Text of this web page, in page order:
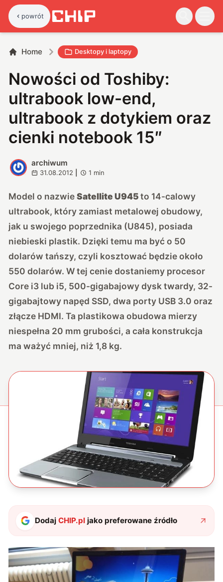
powrót
Home Desktopy i laptopy
Nowości od Toshiby:
ultrabook low-end,
ultrabook z dotykiem oraz
cienki notebook 15″
A
archiwum
31.08.2012 1 min
Model o nazwieSatellite U945to 14-calowy
ultrabook, który zamiast metalowej obudowy,
jak u swojego poprzednika (U845), posiada
niebieski plastik. Dzięki temu ma być o 50
dolarów tańszy, czyli kosztować będzie około
550 dolarów. W tej cenie dostaniemy procesor
Core i3 lub i5, 500-gigabajowy dysk twardy, 32-
gigabajtowy napęd SSD, dwa porty USB 3.0 oraz
złącze HDMI. Ta plastikowa obudowa mierzy
niespełna 20 mm grubości, a cała konstrukcja
ma ważyć mniej, niż 1,8 kg.
DodajCHIP.pl jako preferowane źródło